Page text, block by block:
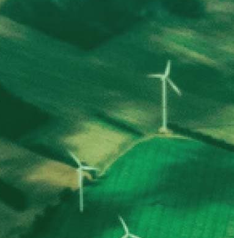
Anfrage
Mitgliedschaft
Anfrage senden